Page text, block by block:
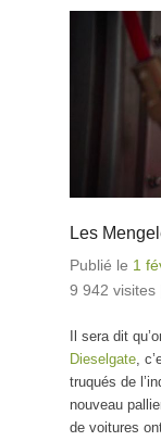
Les
Publié le 1
9 942 visites
Il sera dit
Dieselgate,
truqués de
nouveau
de voitures